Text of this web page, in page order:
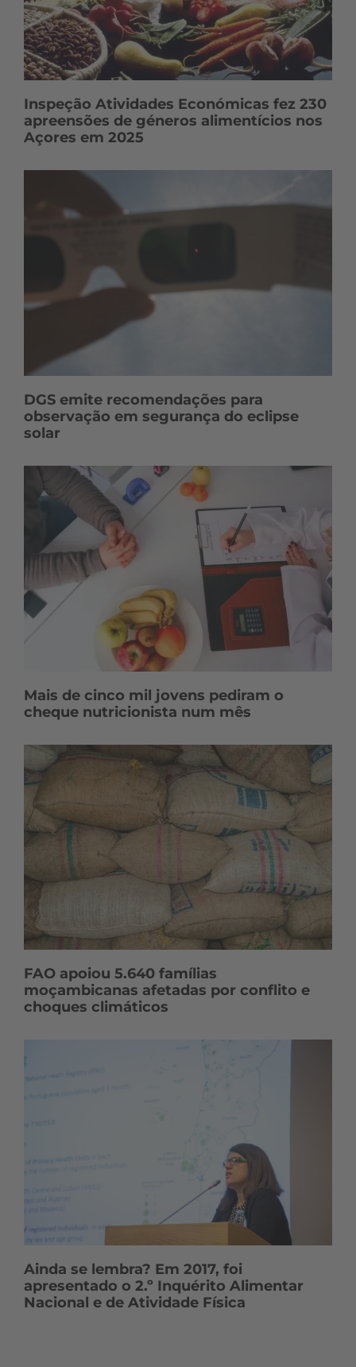
Inspeção Atividades Económicas fez 230
apreensões de géneros alimentícios nos
Açores em 2025
DGS emite recomendações para
observação em segurança do eclipse
solar
Mais de cinco mil jovens pediram o
cheque nutricionista num mês
FAO apoiou 5.640 famílias
moçambicanas afetadas por conflito e
choques climáticos
Ainda se lembra? Em 2017, foi
apresentado o 2.º Inquérito Alimentar
Nacional e de Atividade Física